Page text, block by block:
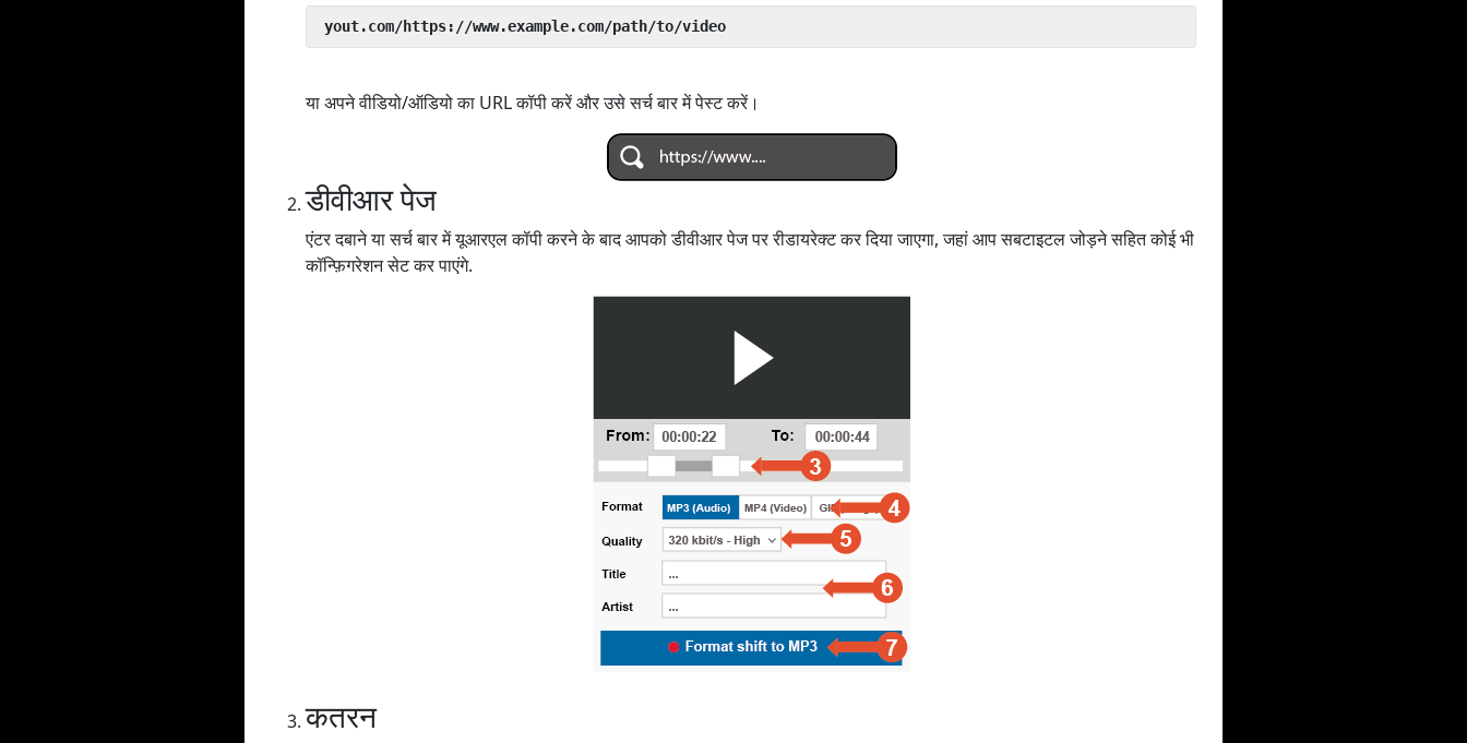
yout.com/https://www.example.com/path/to/video
या अपने वीडियो/ऑडियो का URL कॉपी करें और उसे सर्च बार में पेस्ट करें।
डीवीआर पेज
एंटर दबाने या सर्च बार में यूआरएल कॉपी करने के बाद आपको डीवीआर पेज पर रीडायरेक्ट कर दिया जाएगा, जहां आप सबटाइटल जोड़ने सहित कोई भी
कॉन्फ़िगरेशन सेट कर पाएंगे.
कतरन